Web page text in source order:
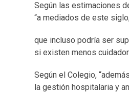
Según las estimaciones
“a mediados de este
que incluso podría ser
si existen menos
Según el Colegio,
la gestión hospitalaria y